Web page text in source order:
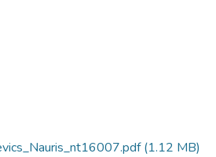
(1.12 MB)